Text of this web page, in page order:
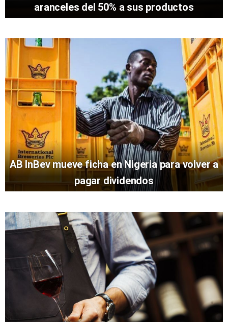
aranceles del 50% a sus productos
AB InBev mueve ficha en Nigeria para volver a
pagar dividendos